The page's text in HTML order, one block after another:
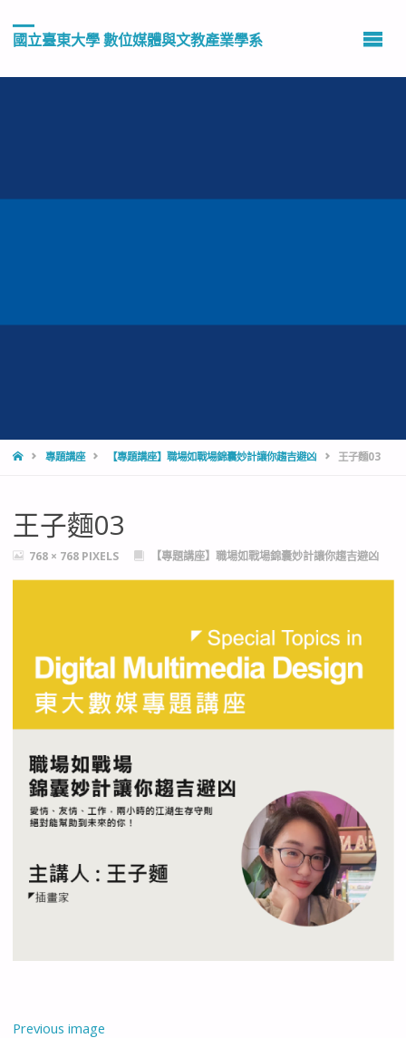
國立臺東大學 數位媒體與文教產業學系
HOME專題講座 【專題講座】職場如戰場錦囊妙計讓你趨吉避凶 王子麵03
王子麵03
FULL768 × 768 PIXELS 【專題講座】職場如戰場錦囊妙計讓你趨吉避凶
Previous image